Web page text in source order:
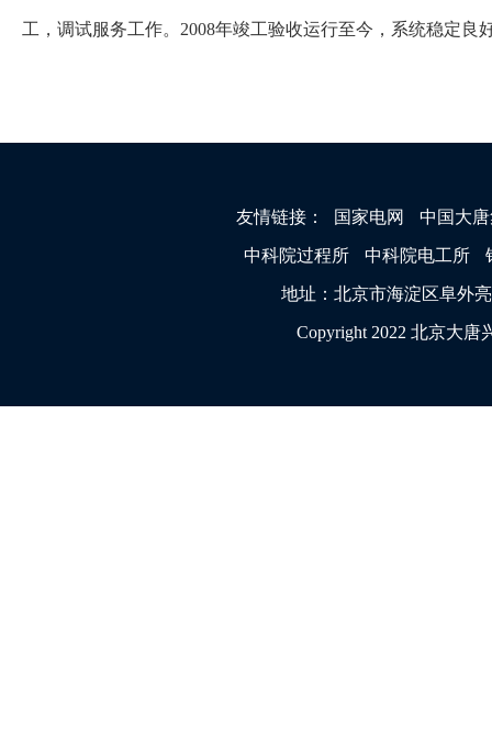
工，调试服务工作。2008年竣工验收运行至今，系统稳定良
友情链接： 国家电网 中国大
中科院过程所 中科院电工所
地址：北京市海淀区阜外
Copyright 2022 北京大唐